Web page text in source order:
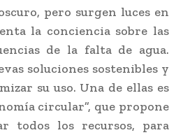
pero surgen luces en
la conciencia sobre las
de la falta de agua.
soluciones sostenibles y
su uso. Una de ellas es
circular”, que propone
todos los recursos, para